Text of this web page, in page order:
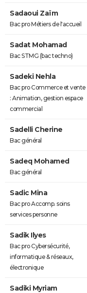
Sadaoui Zaïm
Bac pro Métiers de l'accueil
Sadat Mohamad
Bac STMG (bac techno)
Sadeki Nehla
Bac pro Commerce et vente
: Animation, gestion espace
commercial
Sadelli Cherine
Bac général
Sadeq Mohamed
Bac général
Sadic Mina
Bac pro Accomp. soins
services personne
Sadik Ilyes
Bac pro Cybersécurité,
informatique & réseaux,
électronique
Sadiki Myriam